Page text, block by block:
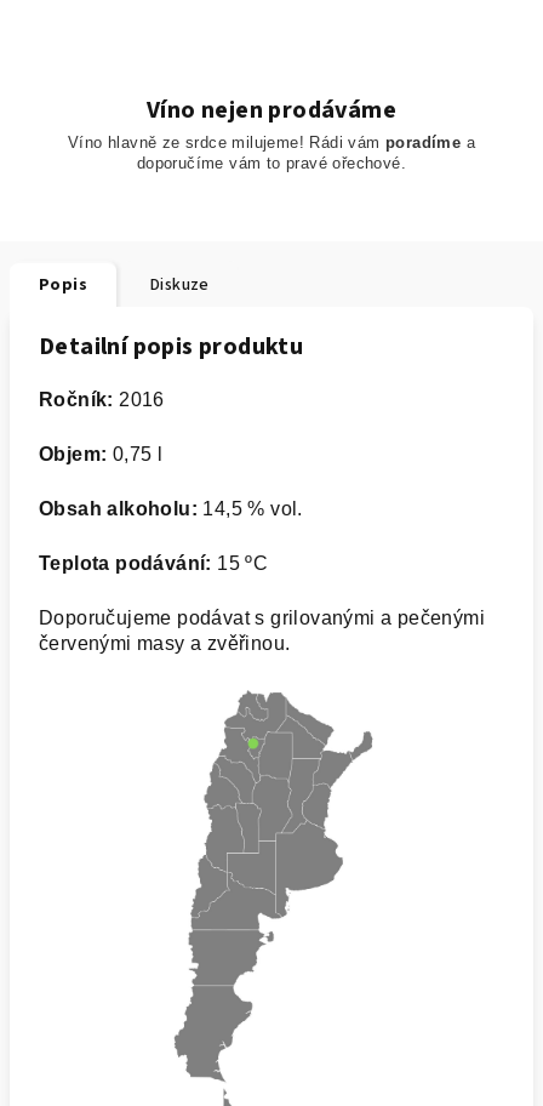
Víno nejen prodáváme
Víno hlavně ze srdce milujeme! Rádi vám poradíme a
doporučímevám to pravé ořechové.
Popis Diskuze
Detailní popis produktu
Ročník: 2016
Objem: 0,75 l
Obsah alkoholu: 14,5 % vol.
Teplota podávání: 15 ºC
Doporučujeme podávat s grilovanými a pečenými
červenými masy a zvěřinou.